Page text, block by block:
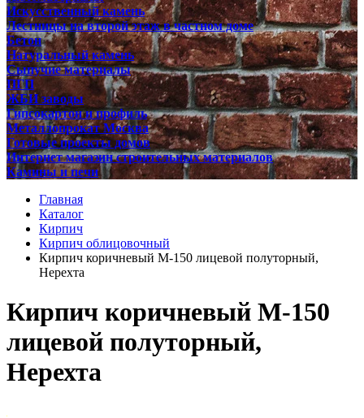
Искусственный камень
Лестницы на второй этаж в частном доме
Бетон
Натуральный камень
Сыпучие материалы
ПГП
ЖБИ заводы
Гипсокартон и профиль
Металлопрокат Москва
Готовые проекты домов
Интернет магазин строительных материалов
Камины и печи
Главная
Каталог
Кирпич
Кирпич облицовочный
Кирпич коричневый М-150 лицевой полуторный,
Нерехта
Кирпич коричневый М-150
лицевой полуторный,
Нерехта